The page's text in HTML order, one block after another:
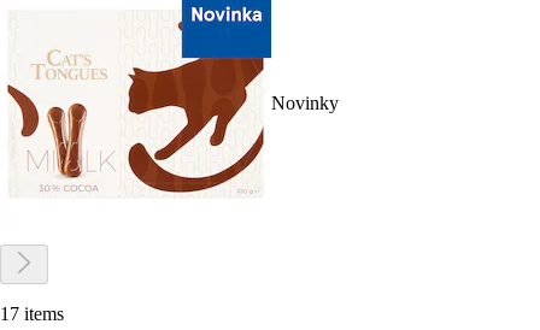
Novinky
17 items